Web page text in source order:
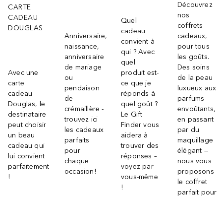
CARTE
CADEAU
DOUGLAS
Avec une
carte
cadeau
Douglas, le
destinataire
peut choisir
un beau
cadeau qui
lui convient
parfaitement
!
Anniversaire,
naissance,
anniversaire
de mariage
ou
pendaison
de
crémaillère -
trouvez ici
les cadeaux
parfaits
pour
chaque
occasion!
Quel
cadeau
convient à
qui ? Avec
quel
produit est-
ce que je
réponds à
quel goût ?
Le Gift
Finder vous
aidera à
trouver des
réponses –
voyez par
vous-même
!
Découvrez
nos
coffrets
cadeaux,
pour tous
les goûts.
Des soins
de la peau
luxueux aux
parfums
envoûtants,
en passant
par du
maquillage
élégant —
nous vous
proposons
le coffret
parfait pour